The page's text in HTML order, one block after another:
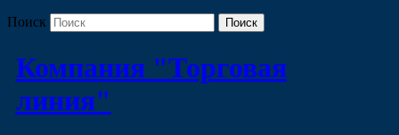
Поиск
Компания "Торговая
линия"